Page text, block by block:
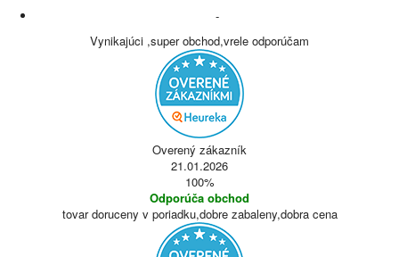
-
Vynikajúci ,super obchod,vrele odporúčam
Overený zákazník
21.01.2026
100%
Odporúča obchod
tovar doruceny v poriadku,dobre zabaleny,dobra cena